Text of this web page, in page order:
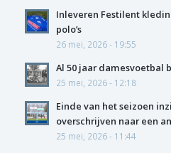
Inleveren Festilent
polo’s
26 mei, 2026 - 19:55
Al 50 jaar damesvoetbal
25 mei, 2026 - 12:18
Einde van het seizoen
overschrijven naar een
25 mei, 2026 - 11:44